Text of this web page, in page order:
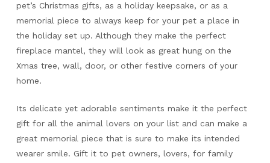
pet’s Christmas gifts, as a holiday keepsake, or as a
memorial piece to always keep for your pet a place in
the holiday set up. Although they make the perfect
fireplace mantel, they will look as great hung on the
Xmas tree, wall, door, or other festive corners of your
home.
Its delicate yet adorable sentiments make it the perfect
gift for all the animal lovers on your list and can make a
great memorial piece that is sure to make its intended
wearer smile. Gift it to pet owners, lovers, for family